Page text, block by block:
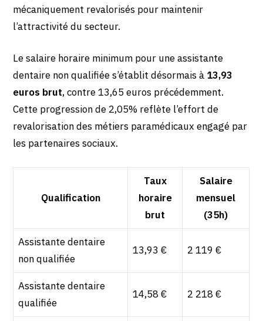
mécaniquement revalorisés pour maintenir
l’attractivité du secteur.
Le salaire horaire minimum pour une assistante
dentaire non qualifiée s’établit désormais à 13,93
euros brut, contre 13,65 euros précédemment.
Cette progression de 2,05% reflète l’effort de
revalorisation des métiers paramédicaux engagé par
les partenaires sociaux.
Qualification
Taux
horaire
brut
Salaire
mensuel
(35h)
Assistante dentaire
non qualifiée
13,93 € 2 119 €
Assistante dentaire
qualifiée
14,58 € 2 218 €